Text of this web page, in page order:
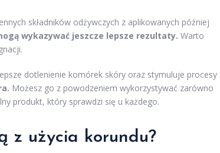
składników odżywczych z aplikowanych później
wykazywać jeszcze lepsze rezultaty. Warto
dotlenienie komórek skóry oraz stymuluje procesy
Możesz go z powodzeniem wykorzystywać zarówno
produkt, który sprawdzi się u każdego.
z użycia korundu?